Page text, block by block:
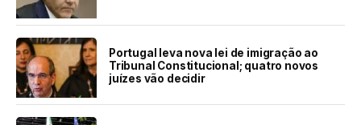
Portugal leva nova lei de imigração ao
Tribunal Constitucional; quatro novos
juízes vão decidir